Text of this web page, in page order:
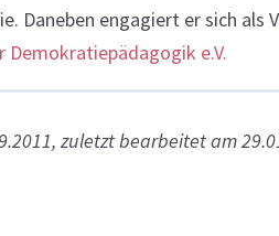
Daneben engagiert er sich
Demokratiepädagogik e.V.
zuletzt bearbeitet am